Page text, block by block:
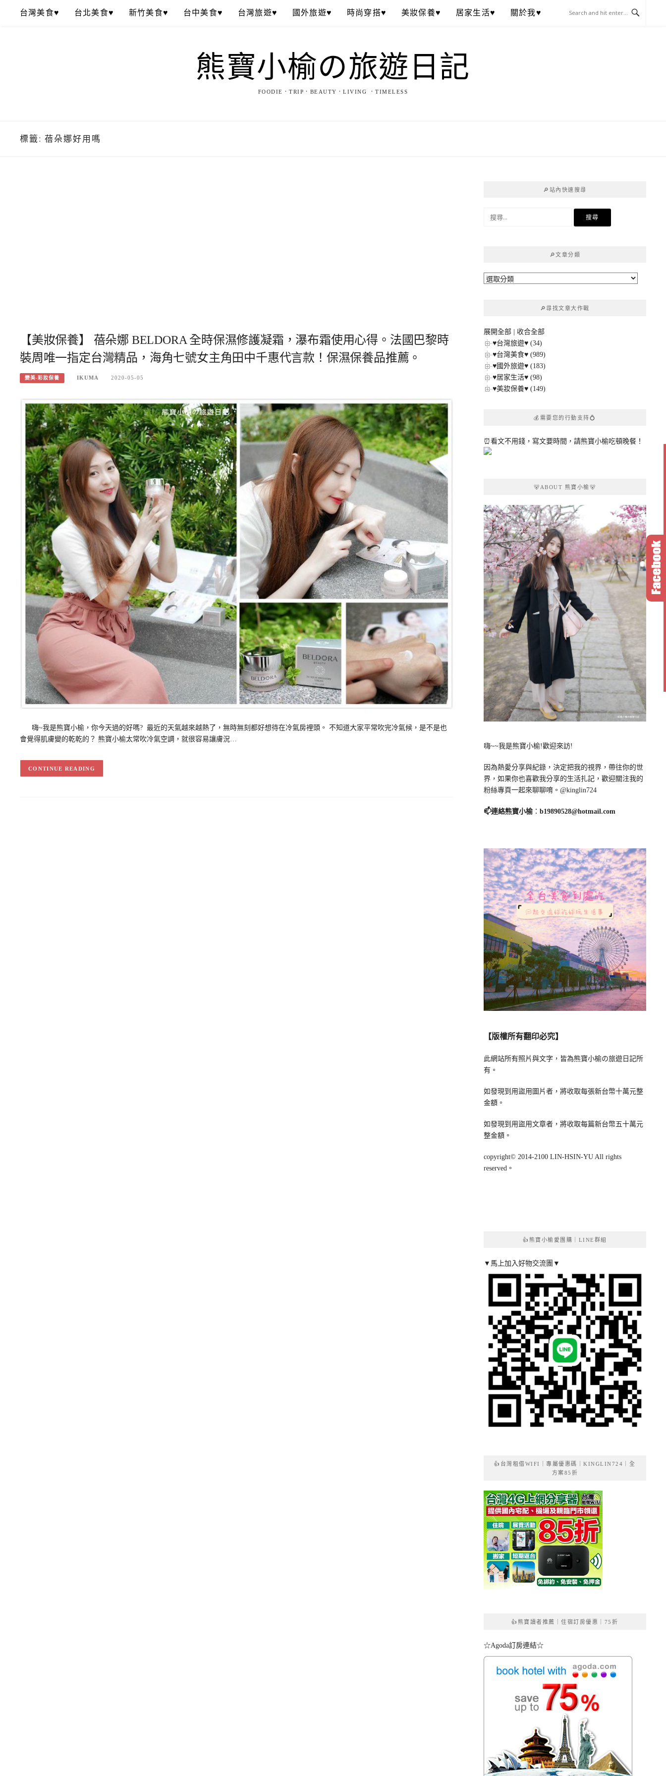
台灣美食♥ 台北美食♥ 新竹美食♥ 台中美食♥ 台灣旅遊♥ 國外旅遊♥ 時尚穿搭♥ 美妝保養♥ 居家生活♥ 關於我♥
熊寶小榆の旅遊日記
FOODIE．TRIP．BEAUTY．LIVING ．TIMELESS
標籤: 蓓朵娜好用嗎
【美妝保養】 蓓朵娜 BELDORA 全時保濕修護凝霜，瀑布霜使用心得。法國巴黎時
裝周唯一指定台灣精品，海角七號女主角田中千惠代言款！保濕保養品推薦。
變美-彩妝保養 IKUMA 2020-05-05
嗨~我是熊寶小榆，你今天過的好嗎? 最近的天氣越來越熱了，無時無刻都好想待在冷氣房裡頭。 不知道大家平常吹完冷氣候，是不是也
會覺得肌膚變的乾乾的？ 熊寶小榆太常吹冷氣空調，就很容易讓膚況…
CONTINUE READING
🔎站內快速搜尋
🔎文章分類
🔎
🔎尋找文章大作戰
展開全部
收合全部
♥台灣旅遊♥ (34)
♥台灣美食♥ (989)
♥國外旅遊♥ (183)
♥居家生活♥ (98)
♥美妝保養♥ (149)
💰需要您的行動支持💍
⏰看文不用錢，寫文要時間，請熊寶小榆吃頓晚餐！
🐻ABOUT 熊寶小榆🐻
嗨~~我是熊寶小榆!歡迎來訪!
因為熱愛分享與紀錄，決定把我的視界，帶往你的世
界，如果你也喜歡我分享的生活扎記，歡迎關注我的
粉絲專頁一起來聊聊唷。@kinglin724
📫連絡熊寶小榆： b19890528@hotmail.com
【版權所有翻印必究】
此網站所有照片與文字，皆為熊寶小榆の旅遊日記所
有。
如發現到用盜用圖片者，將收取每張新台幣十萬元整
金額。
如發現到用盜用文章者，將收取每篇新台幣五十萬元
整金額。
copyright© 2014-2100 LIN-HSIN-YU All rights
reserved。
👍熊寶小榆愛團購｜LINE群組
▼馬上加入好物交流團▼
👍台灣租借WIFI｜專屬優惠碼｜KINGLIN724｜全
方案85折
👍熊寶讀者推薦｜住宿訂房優惠｜75折
☆Agoda訂房連結☆